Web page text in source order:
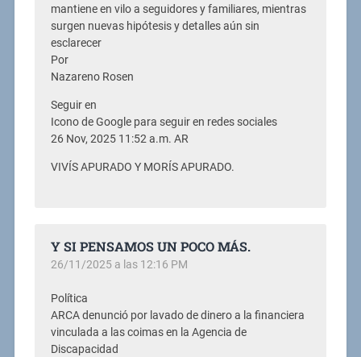
mantiene en vilo a seguidores y familiares, mientras
surgen nuevas hipótesis y detalles aún sin
esclarecer
Por
Nazareno Rosen
Seguir en
Icono de Google para seguir en redes sociales
26 Nov, 2025 11:52 a.m. AR
VIVÍS APURADO Y MORÍS APURADO.
Y SI PENSAMOS UN POCO MÁS.
26/11/2025 a las 12:16 PM
Política
ARCA denunció por lavado de dinero a la financiera
vinculada a las coimas en la Agencia de
Discapacidad